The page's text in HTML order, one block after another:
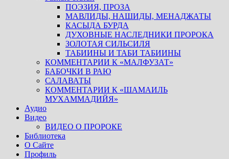
ПОЭЗИЯ, ПРОЗА
МАВЛИДЫ, НАШИДЫ, МЕНАДЖАТЫ
КАСЫДА БУРДА
ДУХОВНЫЕ НАСЛЕДНИКИ ПРОРОКА
ЗОЛОТАЯ СИЛЬСИЛЯ
ТАБИИНЫ И ТАБИ ТАБИИНЫ
КОММЕНТАРИИ К «МАЛФУЗАТ»
БАБОЧКИ В РАЮ
САЛАВАТЫ
КОММЕНТАРИИ К «ШАМАИЛЬ
МУХАММАДИЙЯ»
Аудио
Видео
ВИДЕО О ПРОРОКЕ
Библиотека
О Сайте
Профиль